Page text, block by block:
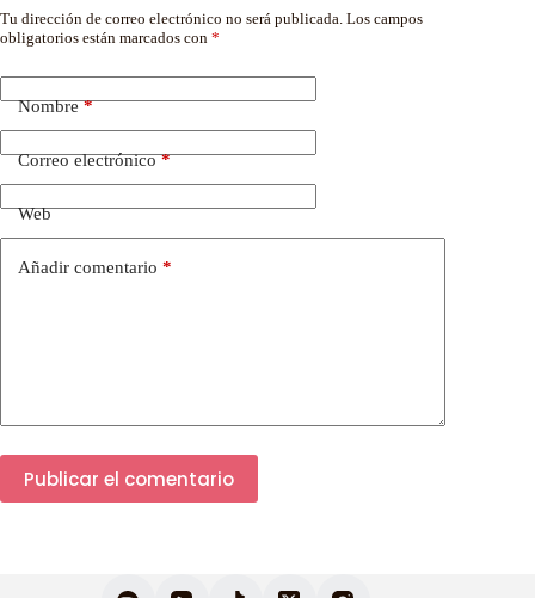
Tu dirección de correo electrónico no será publicada. Los campos
obligatorios están marcados con *
Nombre*
Correo electrónico*
Web
Añadir comentario *
Publicar el comentario